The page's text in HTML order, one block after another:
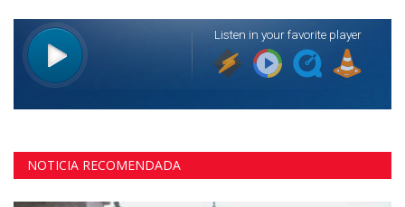
NOTICIA RECOMENDADA